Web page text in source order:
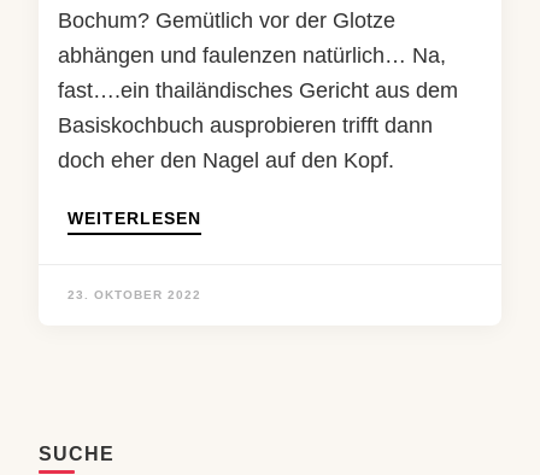
Bochum? Gemütlich vor der Glotze
abhängen und faulenzen natürlich… Na,
fast….ein thailändisches Gericht aus dem
Basiskochbuch ausprobieren trifft dann
doch eher den Nagel auf den Kopf.
WEITERLESEN
23. OKTOBER 2022
SUCHE